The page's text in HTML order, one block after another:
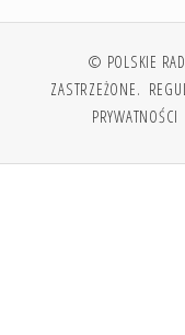
© POLSKIE
ZASTRZEŻONE.
PRYWATNOŚCI